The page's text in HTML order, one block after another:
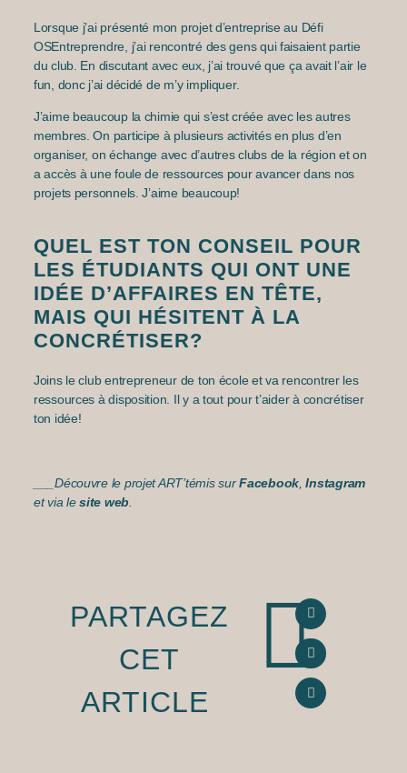
Lorsque j’ai présenté mon projet d’entreprise au Défi
OSEntreprendre, j’ai rencontré des gens qui faisaient partie
du club. En discutant avec eux, j’ai trouvé que ça avait l’air le
fun, donc j’ai décidé de m’y impliquer.
J’aime beaucoup la chimie qui s’est créée avec les autres
membres. On participe à plusieurs activités en plus d’en
organiser, on échange avec d’autres clubs de la région et on
a accès à une foule de ressources pour avancer dans nos
projets personnels. J’aime beaucoup!
QUEL EST TON CONSEIL POUR
LES ÉTUDIANTS QUI ONT UNE
IDÉE D’AFFAIRES EN TÊTE,
MAIS QUI HÉSITENT À LA
CONCRÉTISER?
Joins le club entrepreneur de ton école et va rencontrer les
ressources à disposition. Il y a tout pour t’aider à concrétiser
ton idée!
___Découvre le projet ART’témis surFacebook ,Instagram
et via lesite web
PARTAGEZ
CET
ARTICLE